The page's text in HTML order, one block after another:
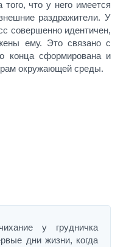
того, что у него имеется
раздражители. У
совершенно идентичен,
ему. Это связано с
конца сформирована и
окружающей среды.
у грудничка
дни жизни, когда